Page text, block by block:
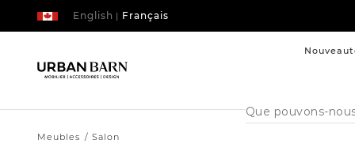
| Français
English
Cataloque
de
Meubles Salon